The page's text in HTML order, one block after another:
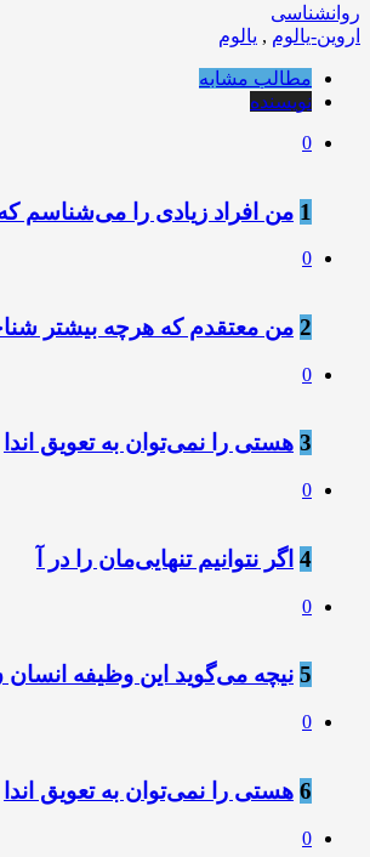
روانشناسی
اروین-یالوم , یالوم
مطالب مشابه
نویسنده
0
1 من افراد زیادی را می‌شناسم که
0
2 من معتقدم که هرچه بیشتر
0
3 هستی را نمی‌توان به تعویق اندا
0
4 اگر نتوانیم تنهایی‌مان را در آ
0
5 نیچه می‌گوید این وظیفه انسان
0
6 هستی را نمی‌توان به تعویق اندا
0